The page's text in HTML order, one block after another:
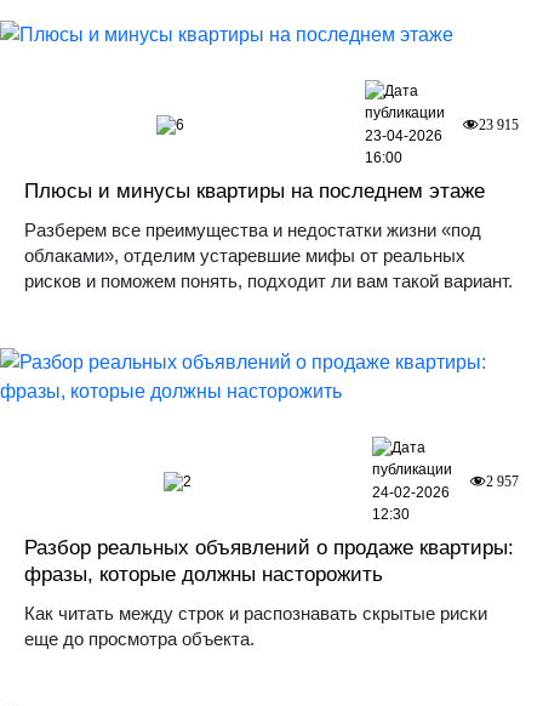
Плюсы и минусы квартиры на последнем этаже
Разберем все преимущества и недостатки жизни «под
облаками», отделим устаревшие мифы от реальных
рисков и поможем понять, подходит ли вам такой вариант.
6 23 915
23-04-2026
16:00
Разбор реальных объявлений о продаже квартиры:
фразы, которые должны насторожить
Как читать между строк и распознавать скрытые риски
еще до просмотра объекта.
2 2 957
24-02-2026
12:30